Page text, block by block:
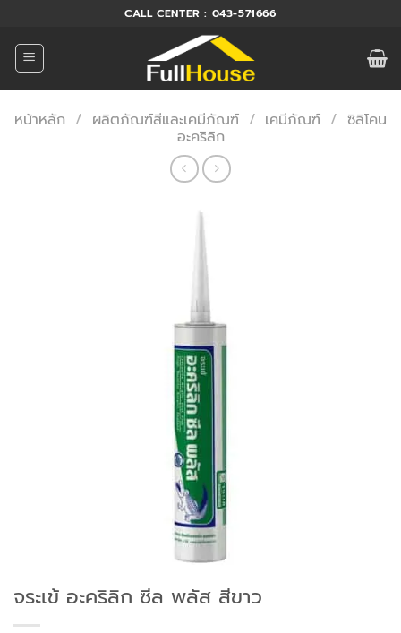
ยัง
เนื้อหา
CALL CENTER : 043-571666
หน้าหลัก / ผลิตภัณฑ์สีและเคมีภัณฑ์ / เคมีภัณฑ์ / ซิลิโคน
อะคริลิก
จระเข้ อะคริลิก ซีล พลัส สีขาว